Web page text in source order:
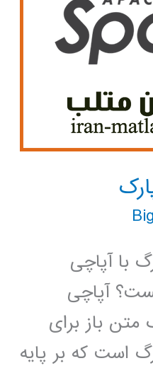
با آپاچی
آپاچی
باز برای
است که بر پایه